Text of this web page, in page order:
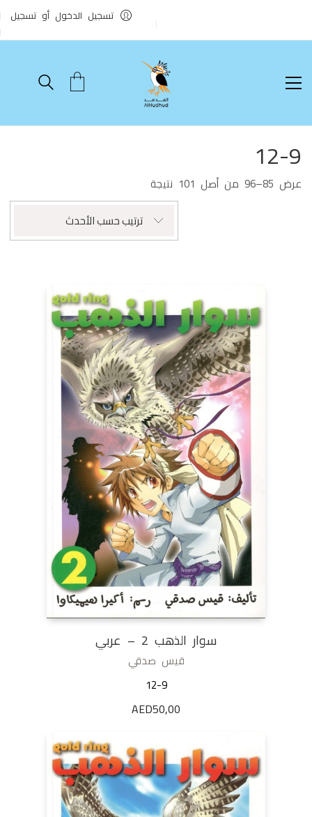
تسجيل الدخول أو تسجيل
12-9
عرض 85–96 من أصل 101 نتيجة
تم
الفرز
حسب
الأحدث
ترتيب حسب الأحدث
سوار الذهب 2 – عربي
قيس صدقي
12-9
AED50,00